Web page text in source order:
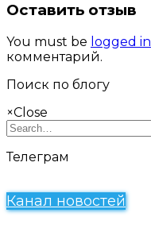
Оставить отзыв
You must be logged in
комментарий.
Поиск по блогу
×Close
Телеграм
Канал новостей